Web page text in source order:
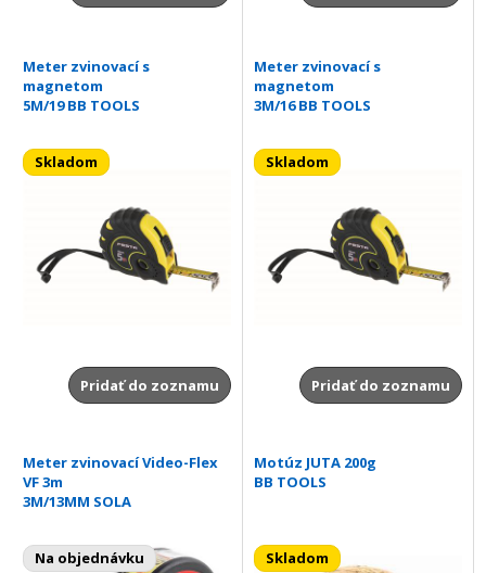
Meter zvinovací s
magnetom
5M/19 BB TOOLS
Skladom
Pridať do zoznamu
Meter zvinovací s
magnetom
3M/16 BB TOOLS
Skladom
Pridať do zoznamu
Meter zvinovací Video-Flex
VF 3m
3M/13MM SOLA
Na objednávku
Motúz JUTA 200g
BB TOOLS
Skladom